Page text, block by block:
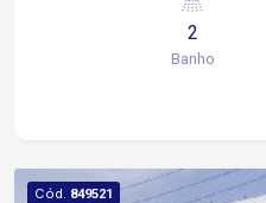
2
Banho
Cód. 849521